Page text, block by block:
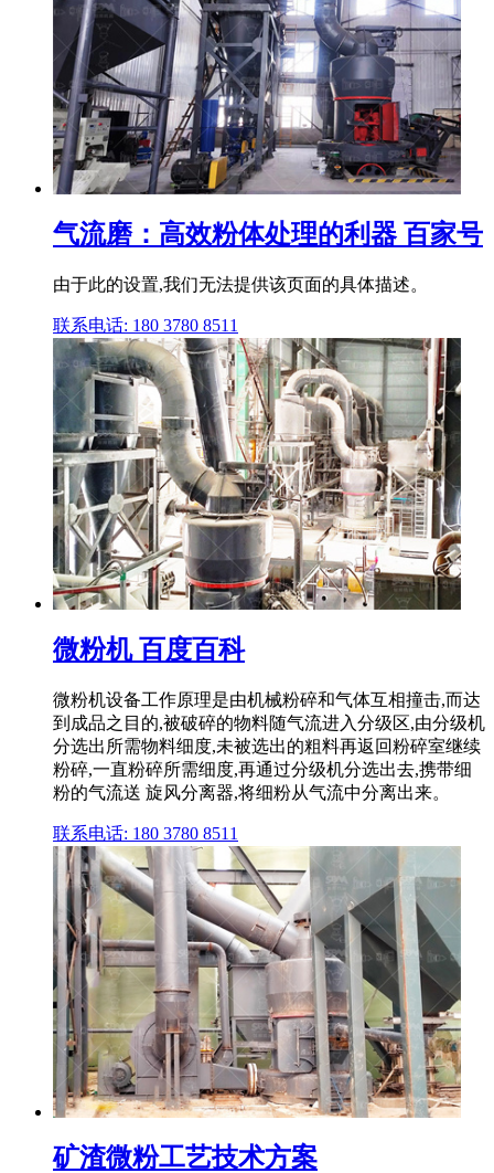
气流磨：高效粉体处理的利器 百家号
由于此的设置,我们无法提供该页面的具体描述。
联系电话: 180 3780 8511
微粉机 百度百科
微粉机设备工作原理是由机械粉碎和气体互相撞击,而达
到成品之目的,被破碎的物料随气流进入分级区,由分级机
分选出所需物料细度,未被选出的粗料再返回粉碎室继续
粉碎,一直粉碎所需细度,再通过分级机分选出去,携带细
粉的气流送 旋风分离器,将细粉从气流中分离出来。
联系电话: 180 3780 8511
矿渣微粉工艺技术方案